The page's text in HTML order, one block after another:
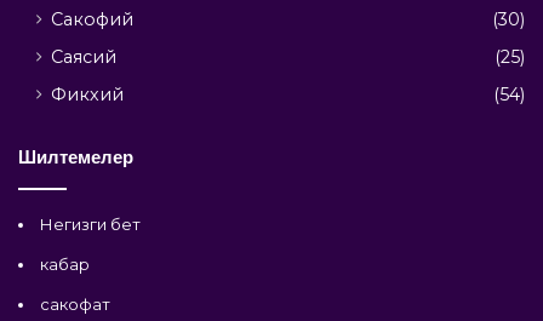
Сакофий
(30)
Саясий
(25)
Фикхий
(54)
Шилтемелер
Негизги бет
кабар
сакофат